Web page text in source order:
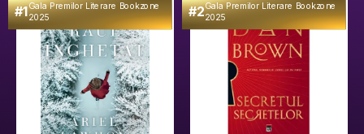
#1Gala Premilor Literare Bookzone
2025 #2Gala Premilor Literare Bookzone
2025